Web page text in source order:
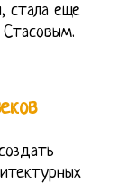
стала еще
Стасовым.